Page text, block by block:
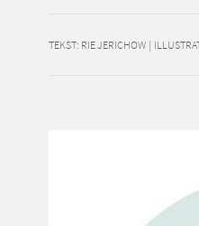
TEKST: RIE JERICHOW |